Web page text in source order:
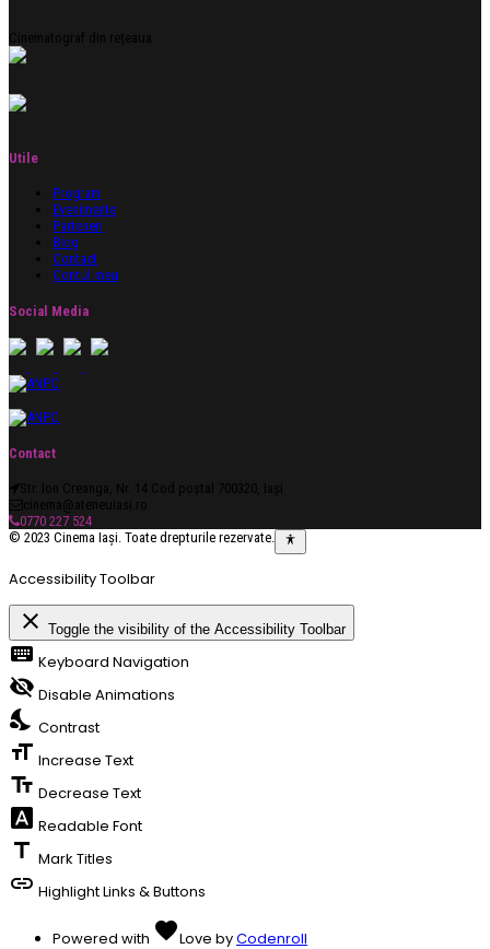
Cinematograf din rețeaua
Utile
Program
Evenimente
Parteneri
Blog
Contact
Contul meu
Social Media
Contact
Str. Ion Creanga, Nr. 14 Cod poștal 700320, Iași
cinema@ateneuiasi.ro
0770 227 524
© 2023 Cinema Iași. Toate drepturile rezervate.
Accessibility Toolbar
close Toggle the visibility of the Accessibility Toolbar
keyboard Keyboard Navigation
visibility_off Disable Animations
nights_stay Contrast
format_size Increase Text
text_fields Decrease Text
font_download Readable Font
title Mark Titles
link Highlight Links & Buttons
Powered with favoriteLove byCodenroll